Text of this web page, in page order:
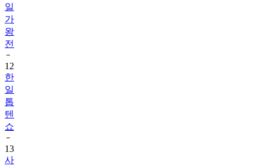
일
가
왕
전
12
한
일
톱
텐
쇼
13
사